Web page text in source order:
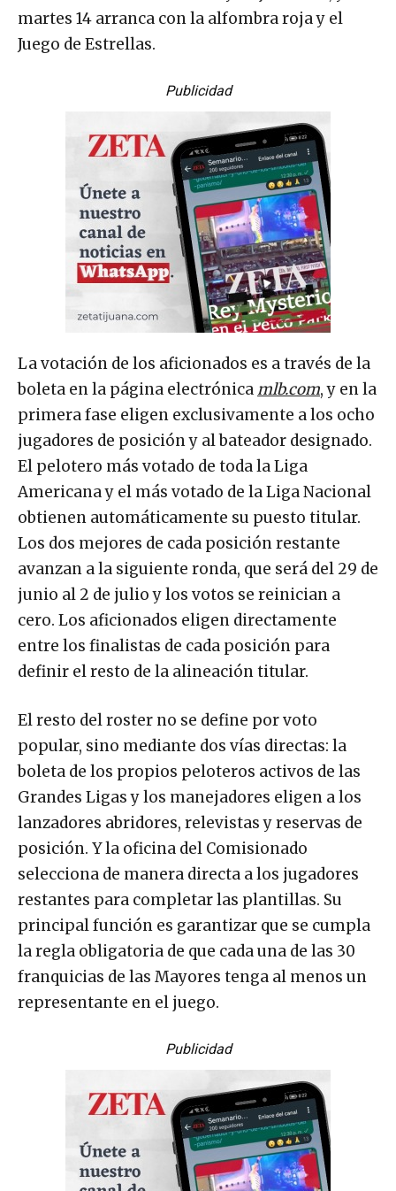
martes 14 arranca con la alfombra roja y el
Juego de Estrellas.
Publicidad
La votación de los aficionados es a través de la
boleta en la página electrónicamlb.com, y en la
primera fase eligen exclusivamente a los ocho
jugadores de posición y al bateador designado.
El pelotero más votado de toda la Liga
Americana y el más votado de la Liga Nacional
obtienen automáticamente su puesto titular.
Los dos mejores de cada posición restante
avanzan a la siguiente ronda, que será del 29 de
junio al 2 de julio y los votos se reinician a
cero. Los aficionados eligen directamente
entre los finalistas de cada posición para
definir el resto de la alineación titular.
El resto del roster no se define por voto
popular, sino mediante dos vías directas: la
boleta de los propios peloteros activos de las
Grandes Ligas y los manejadores eligen a los
lanzadores abridores, relevistas y reservas de
posición. Y la oficina del Comisionado
selecciona de manera directa a los jugadores
restantes para completar las plantillas. Su
principal función es garantizar que se cumpla
la regla obligatoria de que cada una de las 30
franquicias de las Mayores tenga al menos un
representante en el juego.
Publicidad